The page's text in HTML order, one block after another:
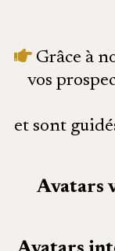
Grâce à
vos
et sont
Avatars